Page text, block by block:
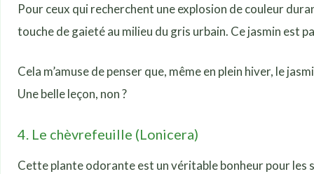
Pour ceux qui recherchent une explosion de couleur
touche de gaieté au milieu du gris urbain. Ce jasmin
Cela m’amuse de penser que, même en plein hiver, le
Une belle leçon, non ?
4. Le chèvrefeuille (Lonicera)
Cette plante odorante est un véritable bonheur pour les